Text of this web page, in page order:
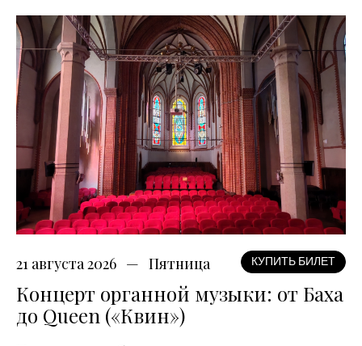
21 августа 2026 Пятница КУПИТЬ БИЛЕТ
Концерт органной музыки: от Баха
до Queen («Квин»)